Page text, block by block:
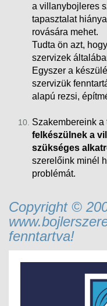
a villanybojleres
tapasztalat
rovására mehet.
Tudta ön azt,
szervizek
Egyszer a
szervizük
alapú rezsi,
Szakembereink
felkészülnek a
szükséges
szerelőink minél
problémát.
Copyright ©
fenntartva!